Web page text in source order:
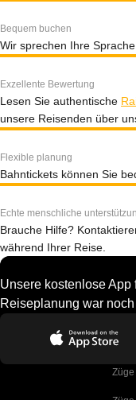
Bequem buchen
Wir sprechen Ihre
Exzellente Bewertung
Lesen Sie authentische
unsere Reisenden über
Flexible planung
Bahntickets können Sie
Echte menschliche
Brauche Hilfe?
während Ihrer Reise.
Unsere kostenlose App
Reiseplanung war